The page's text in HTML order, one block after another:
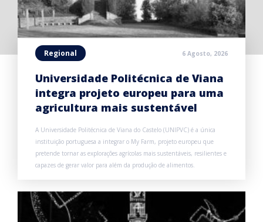
Regional 6 Agosto, 2026
Universidade Politécnica de Viana
integra projeto europeu para uma
agricultura mais sustentável
A Universidade Politécnica de Viana do Castelo (UNIPVC) é a única
instituição portuguesa a integrar o My Farm, projeto europeu que
pretende tornar as explorações agrícolas mais sustentáveis, resilientes e
capazes de gerar valor para além da produção de alimentos.